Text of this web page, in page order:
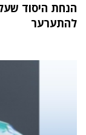
הנחת היסוד
להתערער